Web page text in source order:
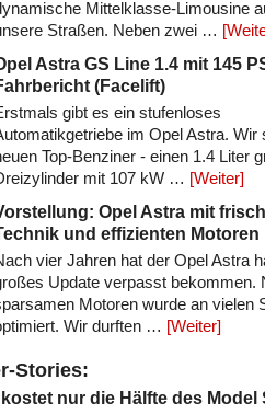
Mittelklasse-Limousine
Straßen. Neben zwei …
Astra GS Line 1.4 mit 145
(Facelift)
gibt es ein stufenloses
im Opel Astra. Wir
Top-Benziner - einen 1.4 Liter
mit 107 kW … [Weiter]
Opel Astra mit
und effizienten Motoren
vier Jahren hat der Opel Astra
Update verpasst bekommen.
Motoren wurde an vielen
Wir durften … [Weiter]
Stories:
nur die Hälfte des Model